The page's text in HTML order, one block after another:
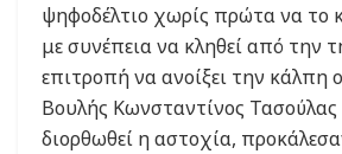
ψηφοδέλτιο χωρίς πρώτα να το
με συνέπεια να κληθεί από την
επιτροπή να ανοίξει την κάλπη
Βουλής Κωνσταντίνος
διορθωθεί η αστοχία,